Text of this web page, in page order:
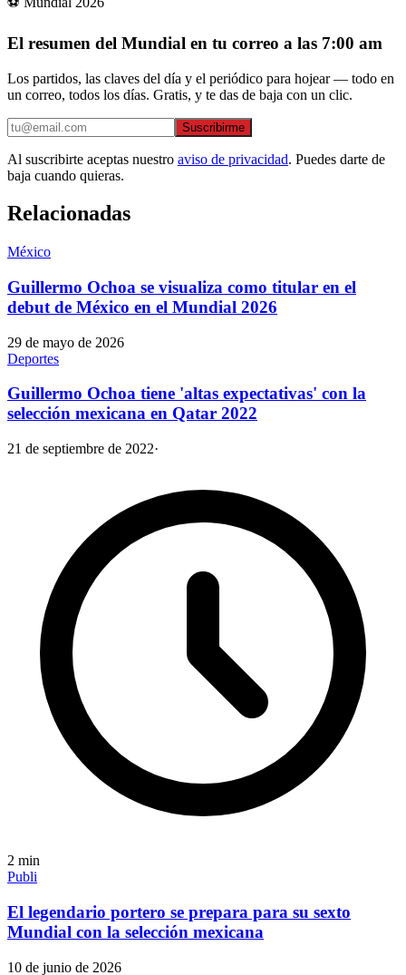
El resumen del Mundial en tu correo a las 7:00 am
Los partidos, las claves del día y el periódico para hojear — todo en
un correo, todos los días. Gratis, y te das de baja con un clic.
Suscribirme
Al suscribirte aceptas nuestro aviso de privacidad. Puedes darte de
baja cuando quieras.
Relacionadas
México
Guillermo Ochoa se visualiza como titular en el
debut de México en el Mundial 2026
29 de mayo de 2026
Deportes
Guillermo Ochoa tiene 'altas expectativas' con la
selección mexicana en Qatar 2022
21 de septiembre de 2022·
2 min
Publi
El legendario portero se prepara para su sexto
Mundial con la selección mexicana
10 de junio de 2026